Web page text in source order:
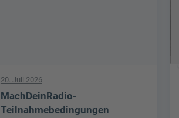
20. Juli 2026
MachDeinRadio-
Teilnahmebedingungen